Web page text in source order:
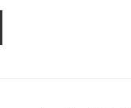
kočky — Italské